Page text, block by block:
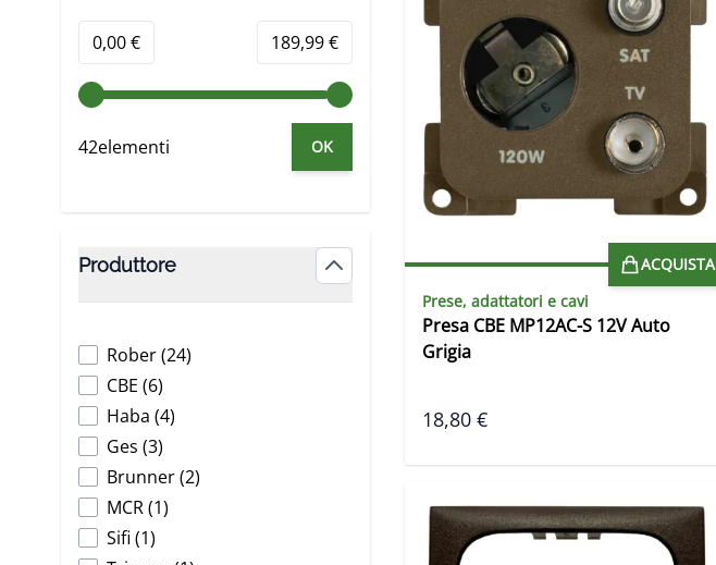
Minimum value
0,00 € Valore massimo
189,99 €
42elementi OK
Produttore
Rober(24products available
)
CBE (6products available
)
Haba (4products available
)
Ges (3products available
)
Brunner(2products available
)
MCR(1products available
)
Sifi (1products available
)
ACQUISTA
Prese, adattatori e cavi
Presa CBE MP12AC-S 12V Auto
Grigia
18,80 €